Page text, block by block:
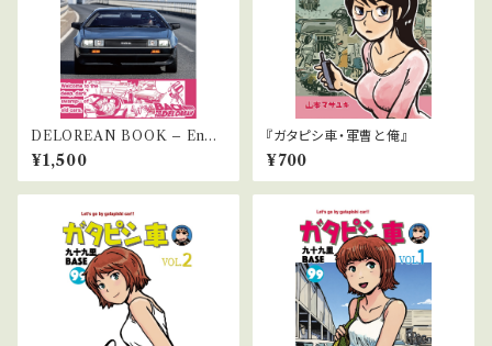
DELOREAN BOOK – Engli
sh Edition（英語版）
¥1,500
『ガタピシ車・軍曹と俺』
¥700